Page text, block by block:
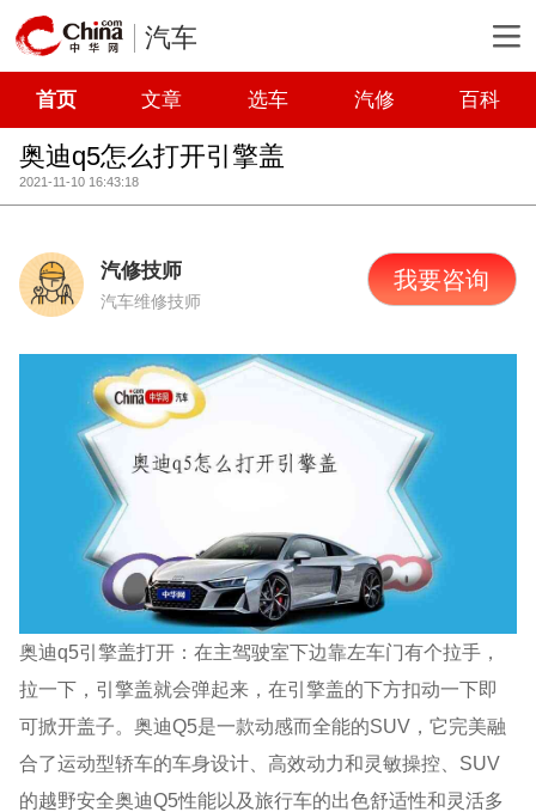
汽车
首页 文章 选车 汽修 百科
奥迪q5怎么打开引擎盖
2021-11-10 16:43:18
汽修技师
汽车维修技师
我要咨询
奥迪q5引擎盖打开：在主驾驶室下边靠左车门有个拉手，
拉一下，引擎盖就会弹起来，在引擎盖的下方扣动一下即
可掀开盖子。奥迪Q5是一款动感而全能的SUV，它完美融
合了运动型轿车的车身设计、高效动力和灵敏操控、SUV
的越野安全奥迪Q5性能以及旅行车的出色舒适性和灵活多